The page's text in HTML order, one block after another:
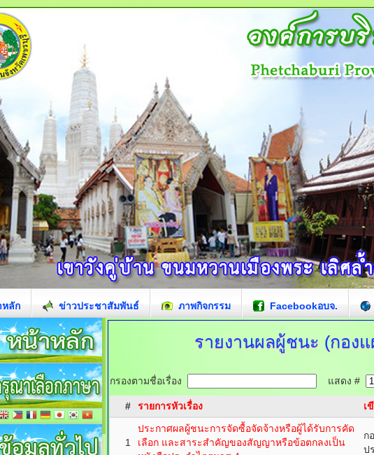
ลัก ข่าวประชาสัมพันธ์ ภาพกิจกรรม Facebookอบจ.
รายงานผลผู้ชนะ (กอง
กรองตามชื่อเรื่อง แสดง #
# รายการหัวเรื่อง เ
1
ประกาศผลผู้ชนะการจัดซื้อจัดจ้างหรือผู้ได้รับการคัด
เลือก และสาระสำคัญของสัญญาหรือข้อตกลงเป็น
ก
ป